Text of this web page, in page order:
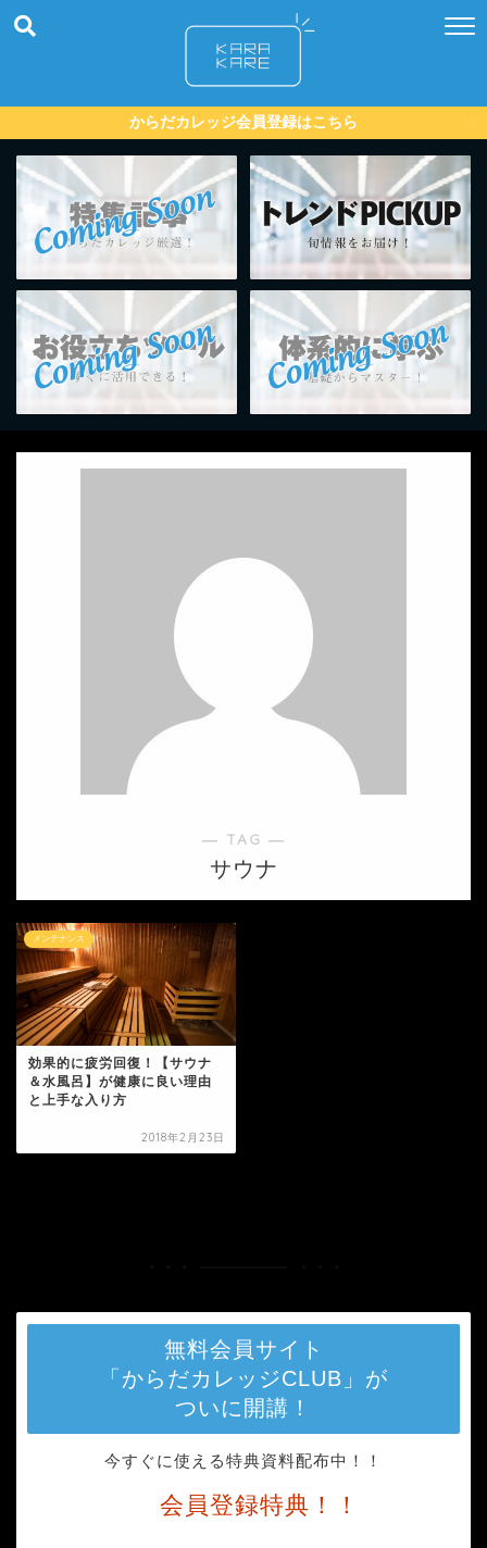
からだカレッジ会員登録はこちら
― TAG ―
サウナ
メンテナンス
効果的に疲労回復！【サウナ
＆水風呂】が健康に良い理由
と上手な入り方
2018年2月23日
無料会員サイト
「からだカレッジCLUB」が
ついに開講！
今すぐに使える特典資料配布中！！
会員登録特典！！